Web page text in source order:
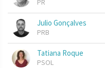
PR
Julio Gonçalves
PRB
Tatiana Roque
PSOL